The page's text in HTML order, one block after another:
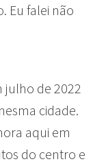
Eu falei não
julho de 2022
cidade.
aqui em
do centro e